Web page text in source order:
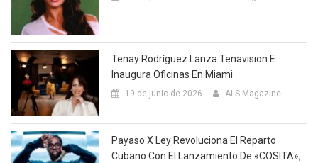
Tenay Rodríguez Lanza Tenavision E
Inaugura Oficinas En Miami
19 de junio de 2026 ALS Magazine
Payaso X Ley Revoluciona El Reparto
Cubano Con El Lanzamiento De «COSITA»,